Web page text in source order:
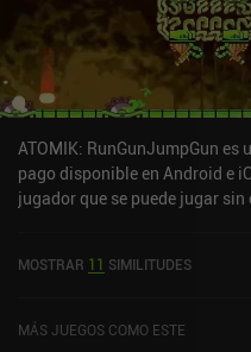
ATOMIK: RunGunJumpGun es
pago disponible en Android e
jugador que se puede jugar
sobre 5,0 en la App Store de iOS.
MOSTRAR 11 SIMILITUDES
MÁS JUEGOS COMO ESTE